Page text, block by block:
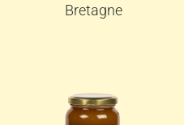
Bretagne